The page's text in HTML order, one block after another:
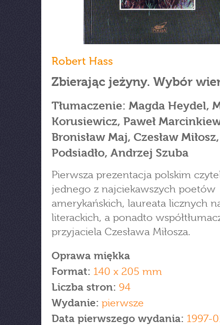
Robert Hass
Zbierając jeżyny. Wybór
Tłumaczenie: Magda Heydel,
Korusiewicz, Paweł
Bronisław Maj, Czesław
Podsiadło, Andrzej Szuba
Pierwsza prezentacja polskim
jednego z najciekawszych poetów
amerykańskich, laureata licznych
literackich, a ponadto
przyjaciela Czesława Miłosza.
Oprawa miękka
Format: 140 x 205 mm
Liczba stron: 94
Wydanie: pierwsze
Data pierwszego wydania: 1997-